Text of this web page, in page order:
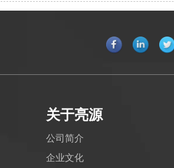
关于亮源
公司简介
企业文化